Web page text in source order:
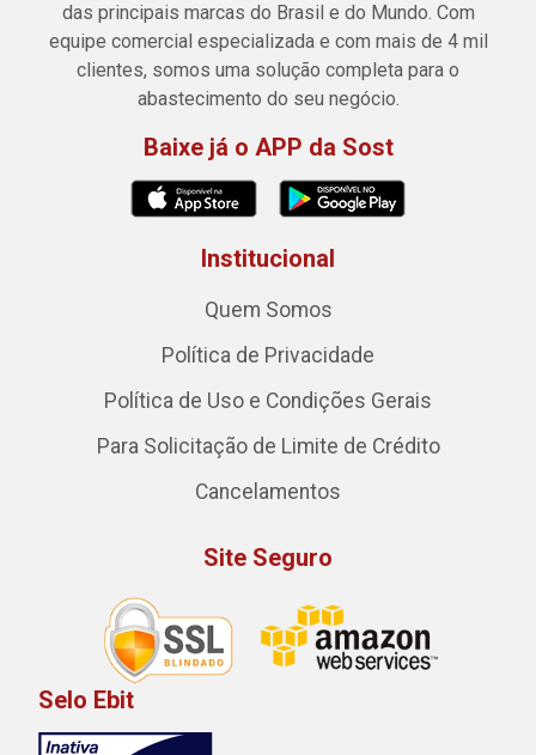
das principais marcas do Brasil e do Mundo. Com
equipe comercial especializada e com mais de 4 mil
clientes, somos uma solução completa para o
abastecimento do seu negócio.
Baixe já o APP da Sost
Institucional
Quem Somos
Política de Privacidade
Política de Uso e Condições Gerais
Para Solicitação de Limite de Crédito
Cancelamentos
Site Seguro
Selo Ebit